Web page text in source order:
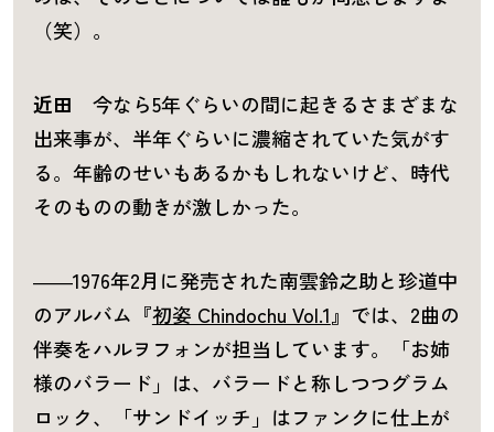
（笑）。
近田 今なら5年ぐらいの間に起きるさまざまな
出来事が、半年ぐらいに濃縮されていた気がす
る。年齢のせいもあるかもしれないけど、時代
そのものの動きが激しかった。
――1976年2月に発売された南雲鈴之助と珍道中
のアルバム『初姿 Chindochu Vol.1 』では、2曲の
伴奏をハルヲフォンが担当しています。「お姉
様のバラード」は、バラードと称しつつグラム
ロック、「サンドイッチ」はファンクに仕上が